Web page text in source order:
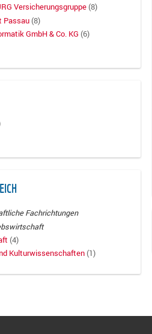
Versicherungsgruppe (8)
Passau (8)
GmbH & Co. KG (6)
Fachrichtungen
(4)
Kulturwissenschaften (1)